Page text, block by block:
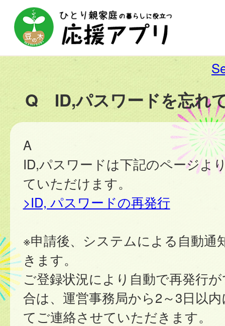
Q ID,パスワードを忘れ
A
ID,パスワードは下記のページよ
ていただけます。
>ID, パスワードの再発行
※申請後、システムによる自動通
きます。
ご登録状況により自動で再発行
合は、運営事務局から2～3日以
てご連絡させていただきます。